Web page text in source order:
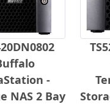
-
NAS 2 Bay